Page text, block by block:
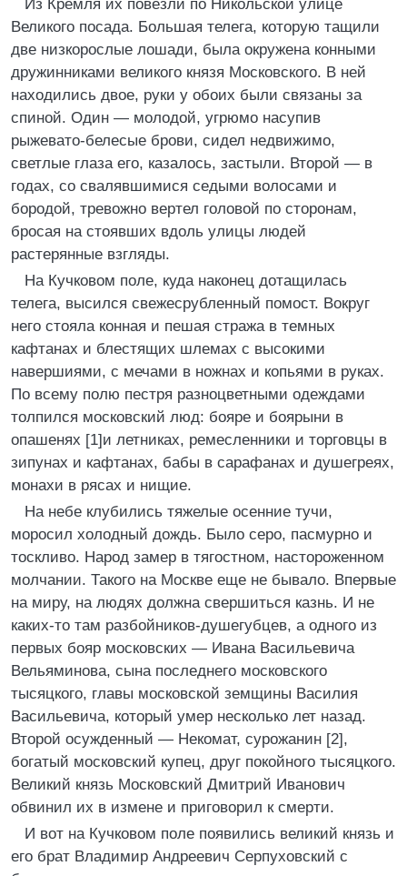
Из Кремля их повезли по Никольской улице
Великого посада. Большая телега, которую тащили
две низкорослые лошади, была окружена конными
дружинниками великого князя Московского. В ней
находились двое, руки у обоих были связаны за
спиной. Один — молодой, угрюмо насупив
рыжевато-белесые брови, сидел недвижимо,
светлые глаза его, казалось, застыли. Второй — в
годах, со свалявшимися седыми волосами и
бородой, тревожно вертел головой по сторонам,
бросая на стоявших вдоль улицы людей
растерянные взгляды.
На Кучковом поле, куда наконец дотащилась
телега, высился свежесрубленный помост. Вокруг
него стояла конная и пешая стража в темных
кафтанах и блестящих шлемах с высокими
навершиями, с мечами в ножнах и копьями в руках.
По всему полю пестря разноцветными одеждами
толпился московский люд: бояре и боярыни в
опашенях [1]и летниках, ремесленники и торговцы в
зипунах и кафтанах, бабы в сарафанах и душегреях,
монахи в рясах и нищие.
На небе клубились тяжелые осенние тучи,
моросил холодный дождь. Было серо, пасмурно и
тоскливо. Народ замер в тягостном, настороженном
молчании. Такого на Москве еще не бывало. Впервые
на миру, на людях должна свершиться казнь. И не
каких-то там разбойников-душегубцев, а одного из
первых бояр московских — Ивана Васильевича
Вельяминова, сына последнего московского
тысяцкого, главы московской земщины Василия
Васильевича, который умер несколько лет назад.
Второй осужденный — Некомат, сурожанин [2],
богатый московский купец, друг покойного тысяцкого.
Великий князь Московский Дмитрий Иванович
обвинил их в измене и приговорил к смерти.
И вот на Кучковом поле появились великий князь и
его брат Владимир Андреевич Серпуховский с